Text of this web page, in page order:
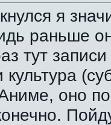
я
раньше
тут
оно